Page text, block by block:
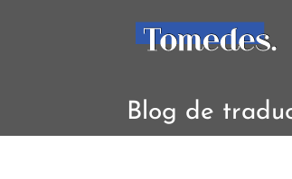
Blog de